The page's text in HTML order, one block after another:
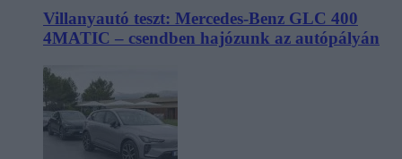
Villanyautó teszt: Mercedes-Benz GLC 400
4MATIC – csendben hajózunk az autópályán